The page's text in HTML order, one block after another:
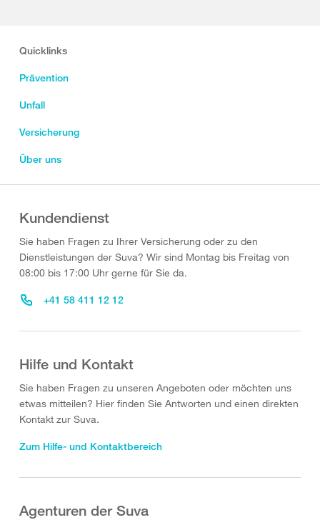
Quicklinks
Prävention
Unfall
Versicherung
Über uns
Kundendienst
Sie haben Fragen zu Ihrer Versicherung oder zu den
Dienstleistungen der Suva? Wir sind Montag bis Freitag von
08:00 bis 17:00 Uhr gerne für Sie da.
+41 58 411 12 12
Hilfe und Kontakt
Sie haben Fragen zu unseren Angeboten oder möchten uns
etwas mitteilen? Hier finden Sie Antworten und einen direkten
Kontakt zur Suva.
Zum Hilfe- und Kontaktbereich
Agenturen der Suva